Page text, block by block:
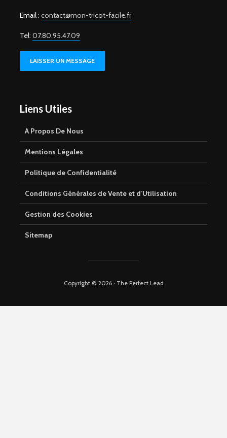
Email : contact@mon-tricot-facile.fr
Tel: 07.80.95.47.09
LAISSER UN MESSAGE
Liens Utiles
A Propos De Nous
Mentions Légales
Politique de Confidentialité
Conditions Générales de Vente et d’Utilisation
Gestion des Cookies
Sitemap
Copyright © 2026 · The Perfect Lead